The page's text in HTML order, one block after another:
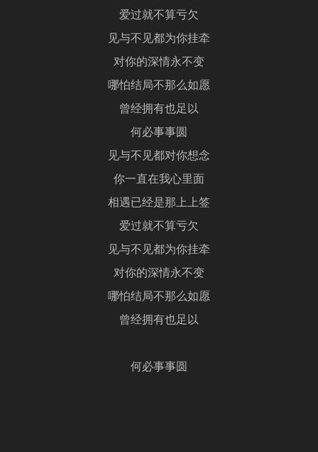
爱过就不算亏欠
见与不见都为你挂牵
对你的深情永不变
哪怕结局不那么如愿
曾经拥有也足以
何必事事圆
见与不见都对你想念
你一直在我心里面
相遇已经是那上上签
爱过就不算亏欠
见与不见都为你挂牵
对你的深情永不变
哪怕结局不那么如愿
曾经拥有也足以
何必事事圆